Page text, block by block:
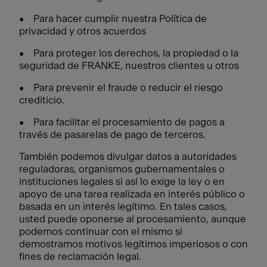
• Para hacer cumplir nuestra Política de
privacidad y otros acuerdos
• Para proteger los derechos, la propiedad o la
seguridad de FRANKE, nuestros clientes u otros
• Para prevenir el fraude o reducir el riesgo
crediticio.
• Para facilitar el procesamiento de pagos a
través de pasarelas de pago de terceros.
También podemos divulgar datos a autoridades
reguladoras, organismos gubernamentales o
instituciones legales si así lo exige la ley o en
apoyo de una tarea realizada en interés público o
basada en un interés legítimo. En tales casos,
usted puede oponerse al procesamiento, aunque
podemos continuar con el mismo si
demostramos motivos legítimos imperiosos o con
fines de reclamación legal.